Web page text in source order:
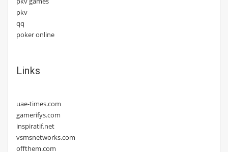
pkv
qq
poker online
Links
uae-times.com
gamerifys.com
inspiratif.net
vsmsnetworks.com
offthem.com